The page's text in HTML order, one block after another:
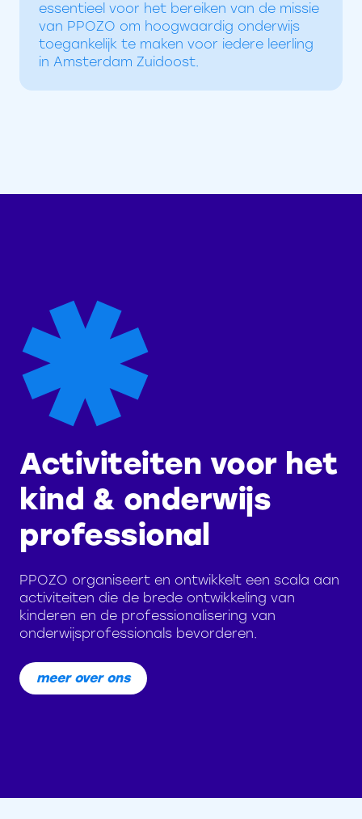
essentieel voor het bereiken van de missie
van PPOZO om hoogwaardig onderwijs
toegankelijk te maken voor iedere leerling
in Amsterdam Zuidoost.
Activiteiten voor het
kind & onderwijs
professional
PPOZO organiseert en ontwikkelt een scala aan
activiteiten die de brede ontwikkeling van
kinderen en de professionalisering van
onderwijsprofessionals bevorderen.
meer over ons